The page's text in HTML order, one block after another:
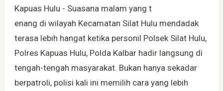
Kapuas Hulu - Suasana malam yang t
enang di wilayah Kecamatan Silat Hulu mendadak
terasa lebih hangat ketika personil Polsek Silat Hulu,
Polres Kapuas Hulu, Polda Kalbar hadir langsung di
tengah-tengah masyarakat. Bukan hanya sekadar
berpatroli, polisi kali ini memilih cara yang lebih